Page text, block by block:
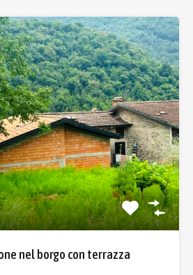
nel borgo con terrazza